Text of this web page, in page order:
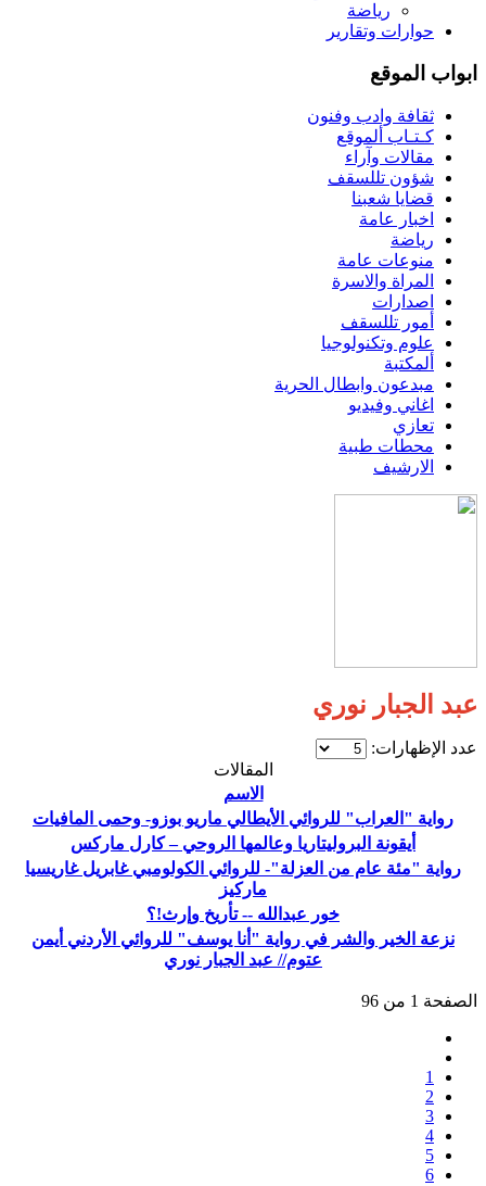
رياضة
حوارات وتقارير
ابواب الموقع
ثقافة وادب وفنون
كـتـاب ألموقع
مقالات وآراء
شؤون تللسقف
قضايا شعبنا
اخبار عامة
رياضة
منوعات عامة
المراة والاسرة
اصدارات
أمور تللسقف
علوم وتكنولوجيا
ألمكتبة
مبدعون وابطال الحرية
اغاني وفيديو
تعازي
محطات طبية
الارشيف
عبد الجبار نوري
عدد الإظهارات:
المقالات
الاسم
رواية "العراب" للروائي الأيطالي ماريو بوزو- وحمى المافيات
أيقونة البروليتاريا وعالمها الروحي – كارل ماركس
رواية "مئة عام من العزلة"- للروائي الكولومبي غابريل غاريسيا
ماركيز
خور عبدالله -- تأريخ وإرث!؟
نزعة الخير والشر في رواية "أنا يوسف" للروائي الأردني أيمن
عتوم// عبد الجبار نوري
الصفحة 1 من 96
1
2
3
4
5
6